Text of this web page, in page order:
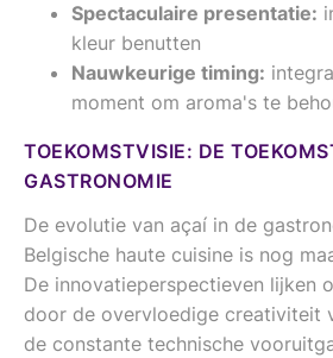
Spectaculaire presentatie:
kleur benutten
Nauwkeurige timing:
moment om aroma's te
TOEKOMSTVISIE: DE
GASTRONOMIE
De evolutie van açaí in de
Belgische haute cuisine is nog
De innovatieperspectieven lijken
door de overvloedige creativiteit
de constante technische